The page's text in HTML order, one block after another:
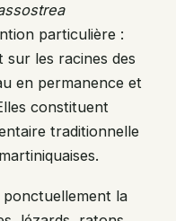
particulière :
les racines des
en permanence et
constituent
traditionnelle
la